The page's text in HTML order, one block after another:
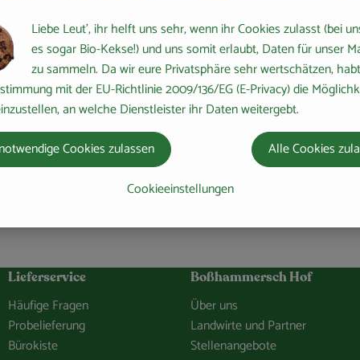
Brownies mit
Rezept zu Favouriten hinzufügen
Zitrus-Grieß-Kuchen
einfach
Lieferservice
Häufige Fragen
Probelieferung
Bürokiste
Boßhammersch Hof
Über uns
Landwirte und Partner
Stellenangebote
Liebe Leut', ihr helft uns sehr, wenn ihr Cookies zulasst (bei
es sogar Bio-Kekse!) und uns somit erlaubt, Daten für unser
zu sammeln. Da wir eure Privatsphäre sehr wertschätzen,
mit der EU-Richtlinie 2009/136/EG (E-Privacy) die
an welche Dienstleister ihr Daten weitergebt.
Cookieeinstellungen
Cookies zulassen Alle Cookies